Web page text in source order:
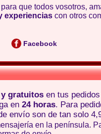
para que todos vosotros,
experiencias con otros
Facebook
gratuitos en tus pedidos
en 24 horas. Para
envío son de tan solo
en la península.